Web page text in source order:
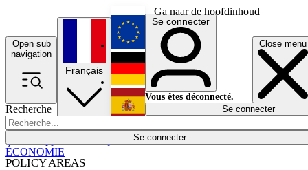
Ga naar de hoofdinhoud
Open sub
navigation
Close menu
Recherche
Se connecter
POLICY AREAS
Économie
Français
English
Deutsch
Español
Se connecter
Vous êtes déconnecté.
Se connecter
ÉCONOMIE